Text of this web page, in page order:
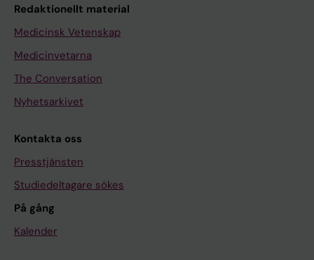
Redaktionellt material
Medicinsk Vetenskap
Medicinvetarna
The Conversation
Nyhetsarkivet
Kontakta oss
Presstjänsten
Studiedeltagare sökes
På gång
Kalender